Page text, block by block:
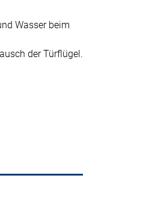
Wasser beim
der Türflügel.